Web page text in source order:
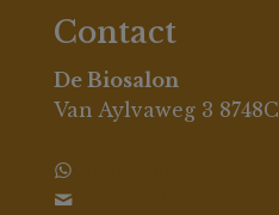
Contact
De Biosalon
Van Aylvaweg 3